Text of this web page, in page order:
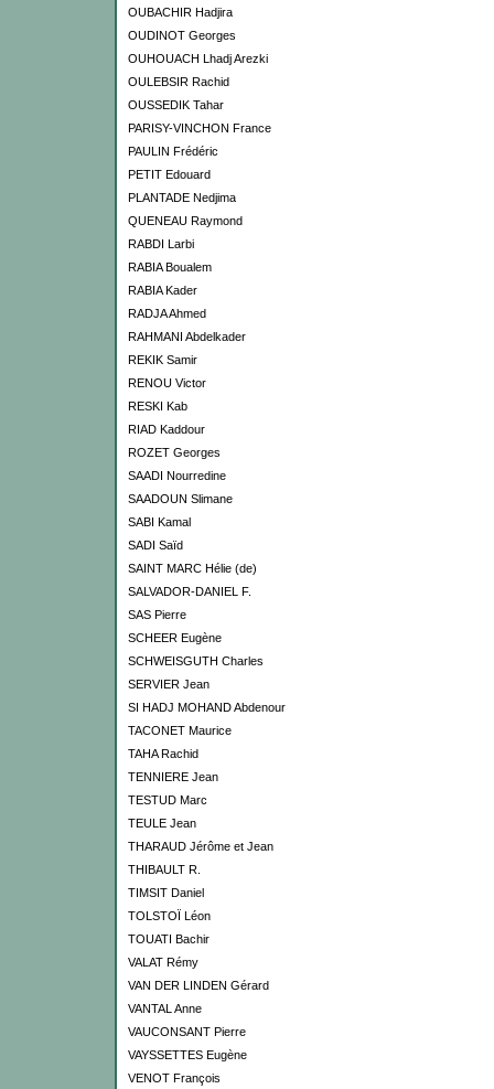
OUBACHIR Hadjira
OUDINOT Georges
OUHOUACH Lhadj Arezki
OULEBSIR Rachid
OUSSEDIK Tahar
PARISY-VINCHON France
PAULIN Frédéric
PETIT Edouard
PLANTADE Nedjima
QUENEAU Raymond
RABDI Larbi
RABIA Boualem
RABIA Kader
RADJA Ahmed
RAHMANI Abdelkader
REKIK Samir
RENOU Victor
RESKI Kab
RIAD Kaddour
ROZET Georges
SAADI Nourredine
SAADOUN Slimane
SABI Kamal
SADI Saïd
SAINT MARC Hélie (de)
SALVADOR-DANIEL F.
SAS Pierre
SCHEER Eugène
SCHWEISGUTH Charles
SERVIER Jean
SI HADJ MOHAND Abdenour
TACONET Maurice
TAHA Rachid
TENNIERE Jean
TESTUD Marc
TEULE Jean
THARAUD Jérôme et Jean
THIBAULT R.
TIMSIT Daniel
TOLSTOÏ Léon
TOUATI Bachir
VALAT Rémy
VAN DER LINDEN Gérard
VANTAL Anne
VAUCONSANT Pierre
VAYSSETTES Eugène
VENOT François